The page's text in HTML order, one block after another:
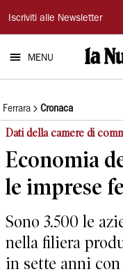
La
Nuova
Ferrara
Iscriviti alle Newsletter
MENU
Ferrara Cronaca
Dati della camere di
Economia
le imprese
Sono 3.500 le
nella filiera
in sette anni